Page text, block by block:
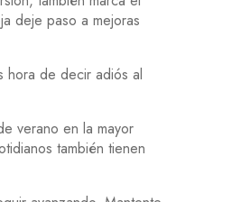
deje paso a mejoras
hora de decir adiós al
verano en la mayor
también tienen